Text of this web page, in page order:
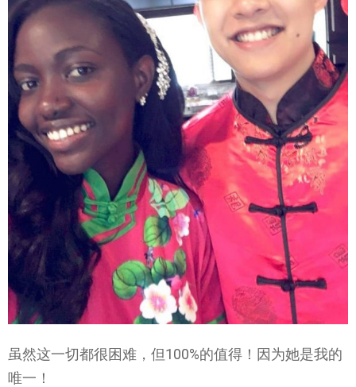
虽然这一切都很困难，但100%的值得！因为她是我的
唯一！